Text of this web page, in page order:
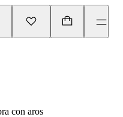
con aros